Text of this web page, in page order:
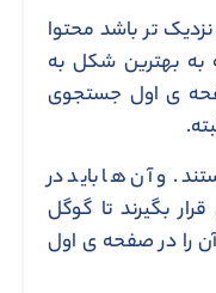
تر باشد محتوا
به بهترین شکل به
ی اول جستجوی
و آن ها باید در
بگیرند تا گوگل
آن را در صفحه ی اول